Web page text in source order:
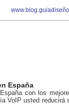
España
con los
VoIP usted reducirá